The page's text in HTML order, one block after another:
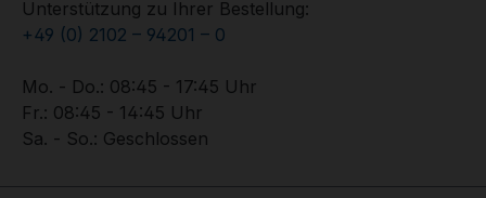
Unterstützung zu Ihrer Bestellung:
+49 (0) 2102 – 94201 – 0
Mo. - Do.: 08:45 - 17:45 Uhr
Fr.: 08:45 - 14:45 Uhr
Sa. - So.: Geschlossen